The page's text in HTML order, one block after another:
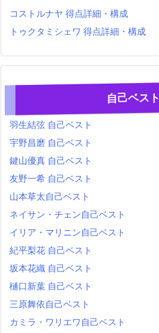
コストルナヤ 得点詳細・構成
トゥクタミシェワ 得点詳細・構成
自己ベスト
羽生結弦 自己ベスト
宇野昌磨 自己ベスト
鍵山優真 自己ベスト
友野一希 自己ベスト
山本草太自己ベスト
ネイサン・チェン自己ベスト
イリア・マリニン自己ベスト
紀平梨花 自己ベスト
坂本花織 自己ベスト
樋口新葉 自己ベスト
三原舞依自己ベスト
カミラ・ワリエワ自己ベスト